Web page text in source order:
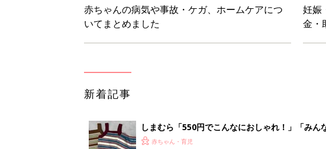
赤ちゃんの病気や事故・ケガ、ホームケアにつ
いてまとめました
妊娠
金・
新着記事
しまむら「550円でこんなにおしゃれ！」「み
夏のバズりトップス4選
赤ちゃん・育児